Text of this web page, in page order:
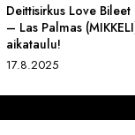
Deittisirkus Love
– Las Palmas
aikataulu!
17.8.2025